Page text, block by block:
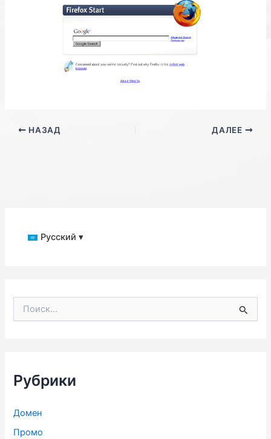
НАЗАД ДАЛЕЕ
Русский ▾
Рубрики
Домен
Промо